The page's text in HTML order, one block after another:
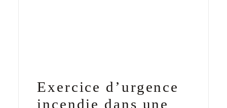
Exercice d’urgence
incendie dans une